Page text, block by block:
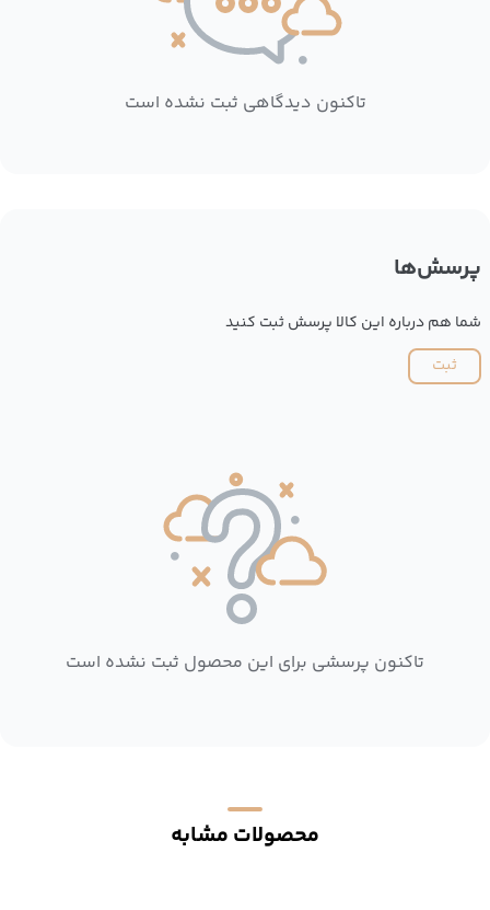
تاکنون دیدگاهی ثبت نشده است
پرسش‌ها
شما هم درباره این کالا پرسش ثبت کنید
ثبت
تاکنون پرسشی برای این محصول ثبت نشده است
محصولات مشابه